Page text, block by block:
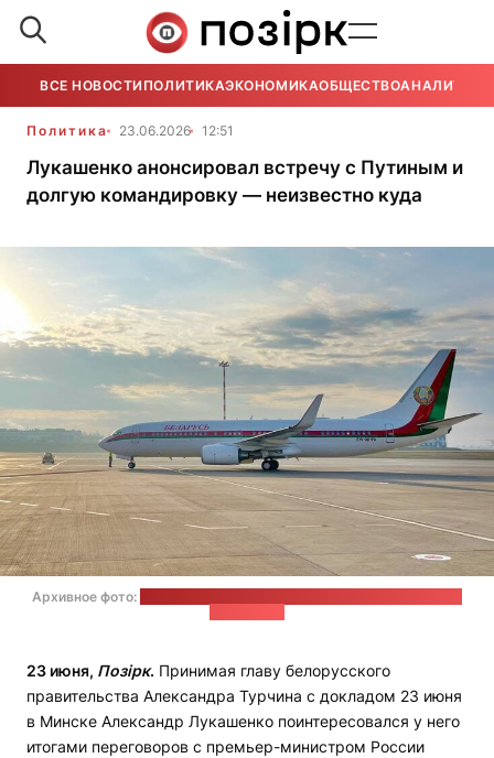
ВСЕ НОВОСТИ ПОЛИТИКАЭКОНОМИКАОБЩЕСТВОАНАЛИТИКА
Политика 23.06.2026 12:51
Лукашенко анонсировал встречу с Путиным и
долгую командировку — неизвестно куда
Архивное фото:
23 июня, Позірк. Принимая главу белорусского
правительства Александра Турчина с докладом 23 июня
в Минске Александр Лукашенко поинтересовался у него
итогами переговоров с премьер-министром России